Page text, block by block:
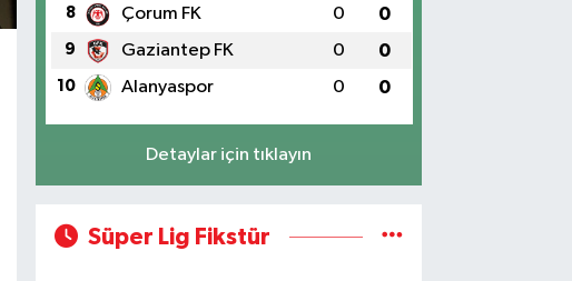
8 Çorum FK 0 0
9 Gaziantep FK 0 0
10 Alanyaspor 0 0
Detaylar için tıklayın
Süper Lig Fikstür